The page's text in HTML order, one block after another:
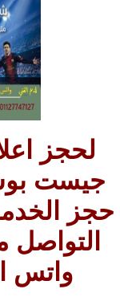
لحجز
جيست
حجز
التواصل
واتس اب